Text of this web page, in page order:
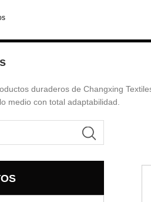
duraderos de Changxing
medio con total adaptabilidad.